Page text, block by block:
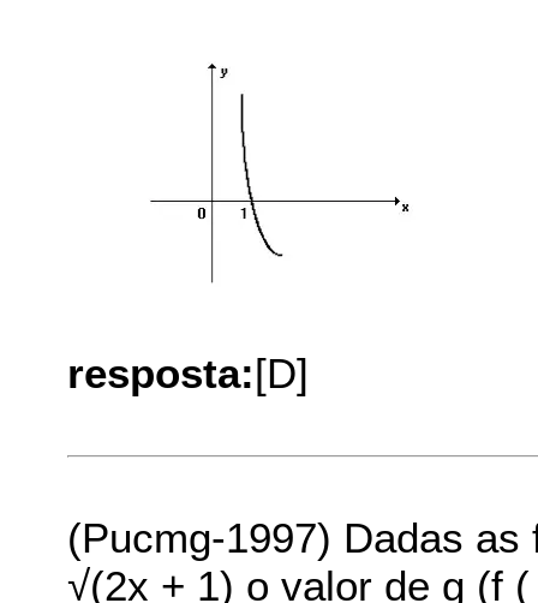
resposta:[D]
(Pucmg-1997) Dadas
√(2x + 1) o valor de g (f